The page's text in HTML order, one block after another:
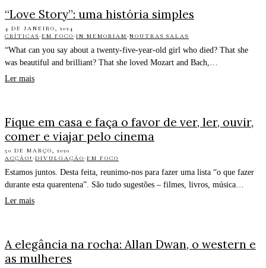
“Love Story”: uma história simples
4 DE JANEIRO, 2024
CRÍTICAS·EM FOCO·IN MEMORIAM·NOUTRAS SALAS
“What can you say about a twenty-five-year-old girl who died? That she
was beautiful and brilliant? That she loved Mozart and Bach,…
Ler mais
Fique em casa e faça o favor de ver, ler, ouvir,
comer e viajar pelo cinema
30 DE MARÇO, 2020
ACÇÃO! ·DIVULGAÇÃO·EM FOCO
Estamos juntos. Desta feita, reunimo-nos para fazer uma lista “o que fazer
durante esta quarentena”. São tudo sugestões – filmes, livros, música…
Ler mais
A elegância na rocha: Allan Dwan, o western e
as mulheres